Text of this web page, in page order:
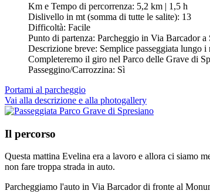
Km e Tempo di percorrenza: 5,2 km | 1,5 h
Dislivello in mt (somma di tutte le salite): 13
Difficoltà: Facile
Punto di partenza: Parcheggio in Via Barcador
Descrizione breve: Semplice passeggiata lungo
Completeremo il giro nel Parco delle Grave di
Passeggino/Carrozzina: Sì
Portami al parcheggio
Vai alla descrizione e alla photogallery
Il percorso
Questa mattina Evelina era a lavoro e allora ci siamo
non fare troppa strada in auto.
Parcheggiamo l'auto in Via Barcador di fronte al